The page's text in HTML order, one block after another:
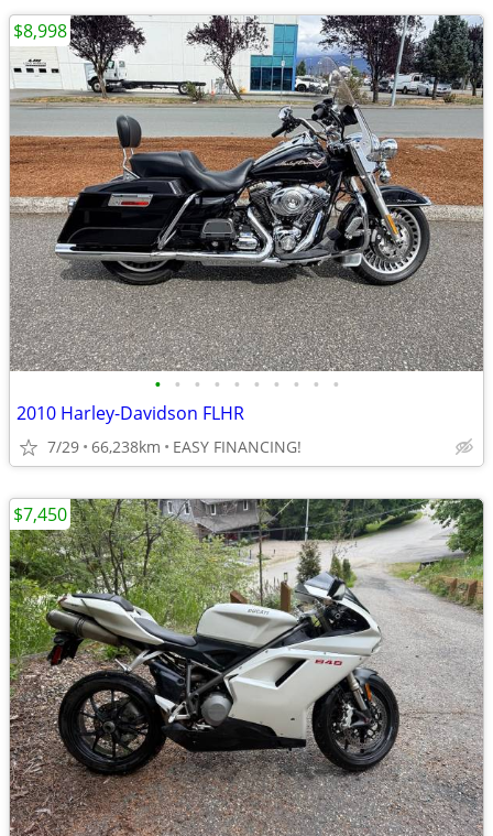
• • • • • • • • • •
2010 Harley-Davidson FLHR
7/29 66,238km EASY FINANCING!
$8,998
$7,450